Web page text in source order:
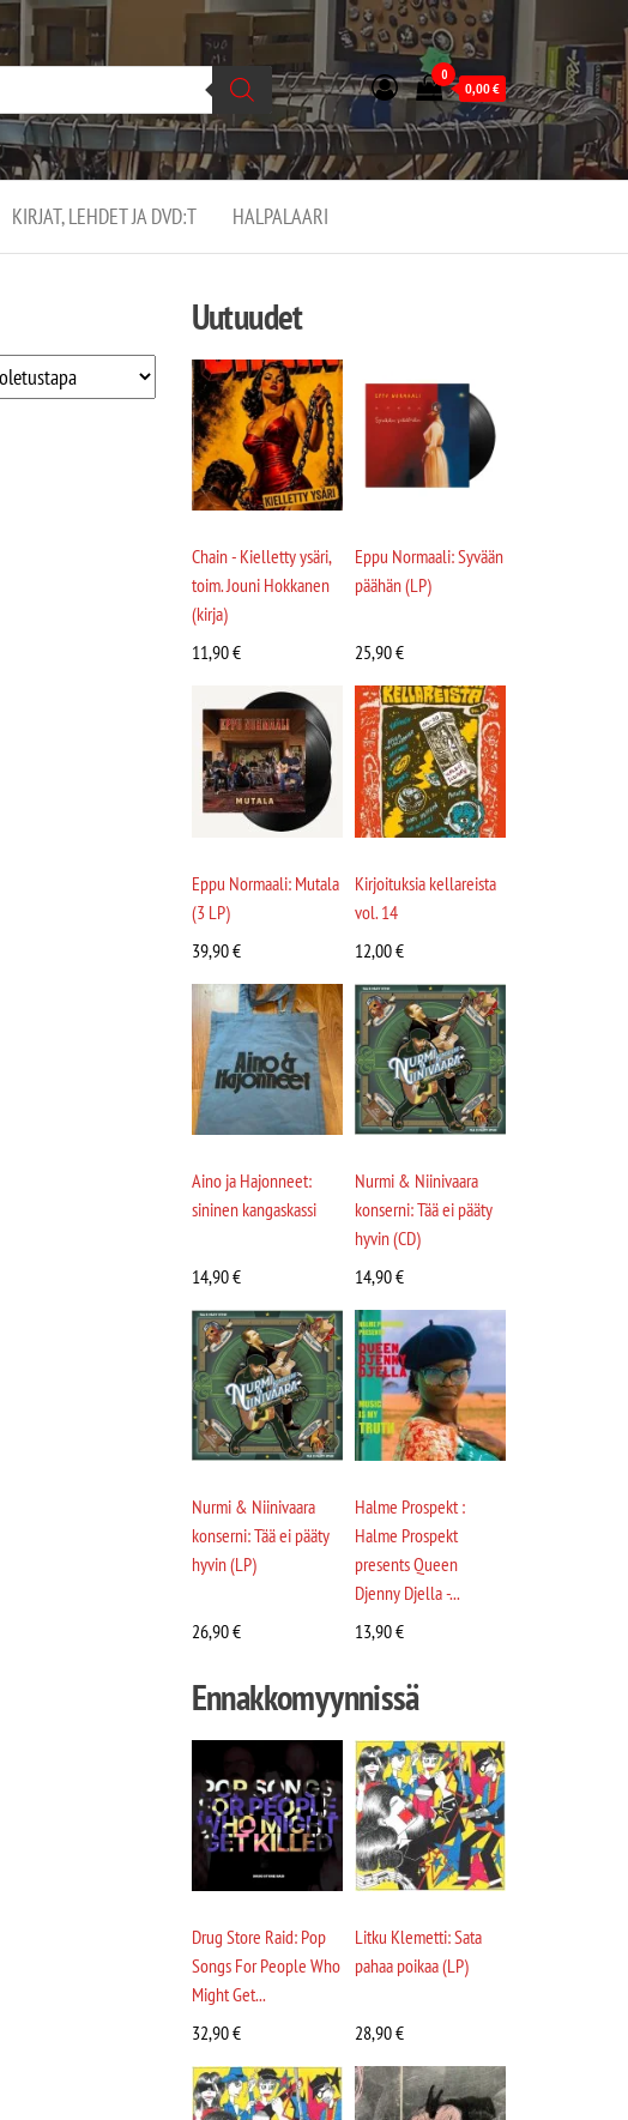
0
0,00€
KIRJAT, LEHDET JA DVD:T HALPALAARI
Uutuudet
Chain - Kielletty ysäri,
toim. Jouni Hokkanen
(kirja)
11,90€
Eppu Normaali: Syvään
päähän (LP)
25,90€
Eppu Normaali: Mutala
(3 LP)
39,90€
Kirjoituksia kellareista
vol. 14
12,00€
Aino ja Hajonneet:
sininen kangaskassi
14,90€
Nurmi & Niinivaara
konserni: Tää ei pääty
hyvin (CD)
14,90€
Nurmi & Niinivaara
konserni: Tää ei pääty
hyvin (LP)
26,90€
Halme Prospekt :
Halme Prospekt
presents Queen
Djenny Djella -...
13,90€
Ennakkomyynnissä
Drug Store Raid: Pop
Songs For People Who
Might Get...
32,90€
Litku Klemetti: Sata
pahaa poikaa (LP)
28,90€